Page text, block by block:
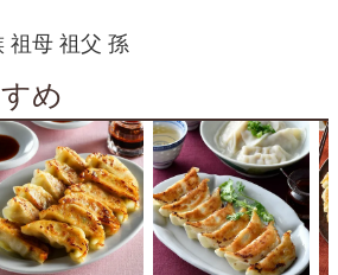
祖母 祖父 孫
め